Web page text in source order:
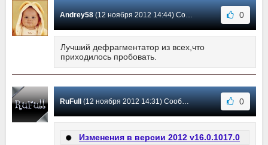
Andrey58(12 ноября 2012 14:44) Сообщение #10 0
Лучший дефрагментатор из всех,что
приходилось пробовать.
RuFull (12 ноября 2012 14:31) Сообщение #9 0
Изменения в версии 2012 v16.0.1017.0